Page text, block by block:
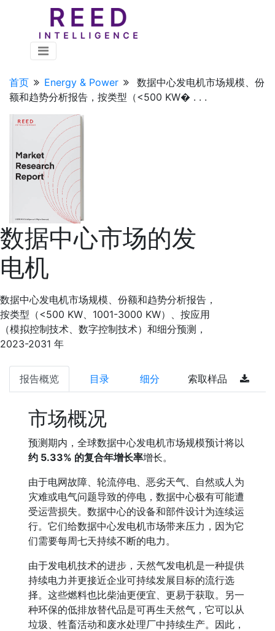
首页 Energy & Power
数据中心发电机市场规模、份
额和趋势分析报告，按类型（<500 KW� . . .
数据中心市场的发
电机
数据中心发电机市场规模、份额和趋势分析报告，
按类型（<500 KW、1001-3000 KW）、按应用
（模拟控制技术、数字控制技术）和细分预测，
2023-2031 年
报告概览 目录 细分 索取样品
市场概况
预测期内，全球数据中心发电机市场规模预计将以
约 5.33% 的复合年增长率增长。
由于电网故障、轮流停电、恶劣天气、自然或人为
灾难或电气问题导致的停电，数据中心极有可能遭
受运营损失。数据中心的设备和部件设计为连续运
行。它们给数据中心发电机市场带来压力，因为它
们需要每周七天持续不断的电力。
由于发电机技术的进步，天然气发电机是一种提供
持续电力并更接近企业可持续发展目标的流行选
择。这些燃料也比柴油更便宜、更易于获取。另一
种环保的低排放替代品是可再生天然气，它可以从
垃圾、牲畜活动和废水处理厂中持续生产。因此，